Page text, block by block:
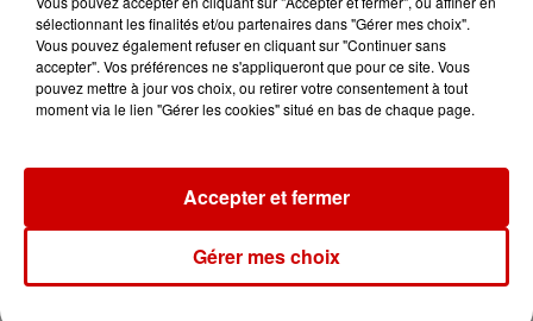
Jeux Voir plus
Gagnez vos entrées pour le
sélectionnant les finalités et/ou partenaires dans "Gérer mes choix".
Vous pouvez également refuser en cliquant sur "Continuer sans
accepter". Vos préférences ne s'appliqueront que pour ce site. Vous
pouvez mettre à jour vos choix, ou retirer votre consentement à tout
moment via le lien "Gérer les cookies" situé en bas de chaque page.
Gérer mes choix
Accepter et fermer